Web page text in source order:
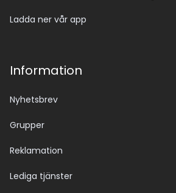
Ladda ner vår app
Information
Nyhetsbrev
Grupper
Reklamation
Lediga tjänster